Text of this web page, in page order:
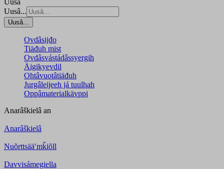
Uusâ...
Uusâ...
Ovdâsijđo
Tiäđuh mist
Ovdâsvástádâssyergih
Äigikyevdil
Ohtâvuotâtiäđuh
Jurgâleijeeh já tuulhah
Oppâmaterialkävppi
Anarâškielâ an
Anarâškielâ
Nuõrttsääʹmǩiõll
Davvisámegiella